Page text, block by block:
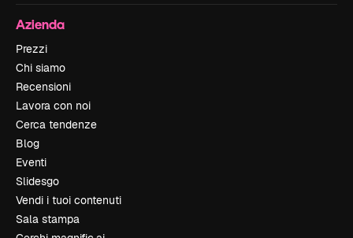
Azienda
Prezzi
Chi siamo
Recensioni
Lavora con noi
Cerca tendenze
Blog
Eventi
Slidesgo
Vendi i tuoi contenuti
Sala stampa